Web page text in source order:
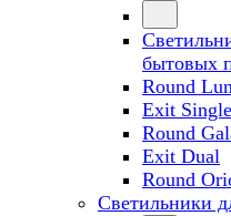
бытовых
Round
Exit Single
Round
Exit Dual
Round
Светильники